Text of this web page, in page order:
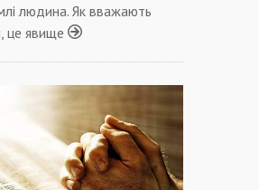
людина. Як вважають
це явище